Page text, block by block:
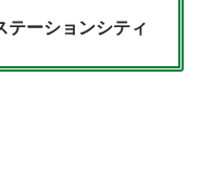
テーションシティ